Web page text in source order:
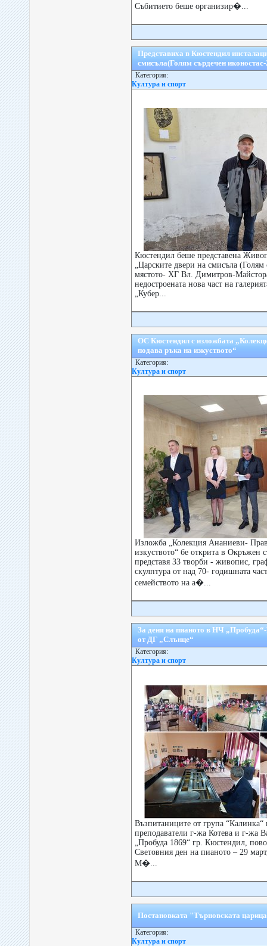
Събитието беше организир�...
Представиха в Кюстендил
смисъла(Голям сърдечен
Категория:
Култура и спорт
Кюстендил беше представена
„Царските двери на смисъла (Голям
мястото- ХГ Вл. Димитров-
недостроената нова част на
„Кубер...
ОС Кюстендил с изложбата
подава ръка на изкуството“
Категория:
Култура и спорт
Изложба „Колекция Ананиеви-
изкуството“ бе открита в Окръжен
представя 33 творби - живопис,
скулптура от над 70- годишната
семейството на а�...
За деня на пианото в НЧ
от ДГ „Слънце“
Категория:
Култура и спорт
Възпитаниците от група
преподаватели г-жа Котева и г-жа
„Пробуда 1869“ гр. Кюстендил,
Световния ден на пианото – 29
М�...
Постановката "Търновската
Категория:
Култура и спорт